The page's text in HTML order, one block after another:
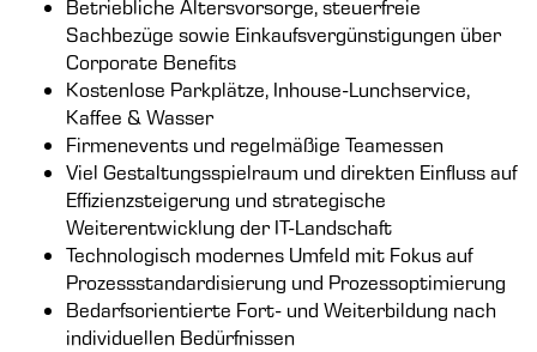
Betriebliche Altersvorsorge, steuerfreie
Sachbezüge sowie Einkaufsvergünstigungen über
Corporate Benefits
Kostenlose Parkplätze, Inhouse-Lunchservice,
Kaffee & Wasser
Firmenevents und regelmäßige Teamessen
Viel Gestaltungsspielraum und direkten Einfluss auf
Effizienzsteigerung und strategische
Weiterentwicklung der IT-Landschaft
Technologisch modernes Umfeld mit Fokus auf
Prozessstandardisierung und Prozessoptimierung
Bedarfsorientierte Fort- und Weiterbildung nach
individuellen Bedürfnissen